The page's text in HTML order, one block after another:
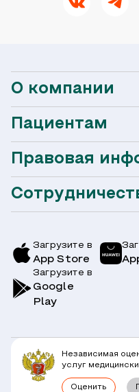
О компании
О сети Ниармедик
Услуги и цены
Врачи
Клиники
Комплексные программы
Пациентам
Мобильное приложение
Акции
Симптомы
Правовая информация
Правовая
Оформление налогового
Вопрос-Ответ по ОМС
Прямое прикрепление
Загрузите в
App Store
Загрузите в
Google
Play
Независимая
услуг
Оценить